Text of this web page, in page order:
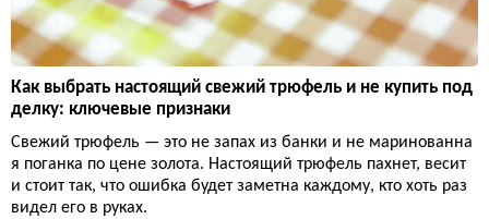
Как выбрать настоящий свежий трюфель и не купить под
делку: ключевые признаки
Свежий трюфель — это не запах из банки и не маринованна
я поганка по цене золота. Настоящий трюфель пахнет, весит
и стоит так, что ошибка будет заметна каждому, кто хоть раз
видел его в руках.